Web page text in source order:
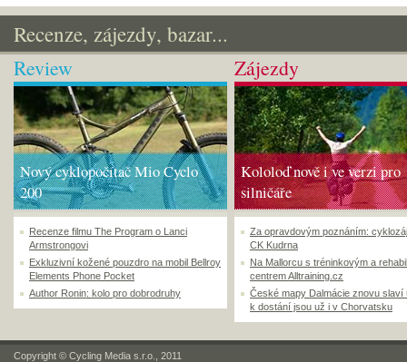
Recenze, zájezdy, bazar...
Review
Nový cyklopočítač Mio Cyclo
200
Recenze filmu The Program o Lanci
Armstrongovi
Exkluzivní kožené pouzdro na mobil Bellroy
Elements Phone Pocket
Author Ronin: kolo pro dobrodruhy
Zájezdy
Kololoď nově i ve verzi pro
silničáře
Za opravdovým poznáním:
CK Kudrna
Na Mallorcu s tréninkovým a
centrem Alltraining.cz
České mapy Dalmácie znovu slaví
k dostání jsou už i v Chorvatsku
Copyright © Cycling Media s.r.o., 2011